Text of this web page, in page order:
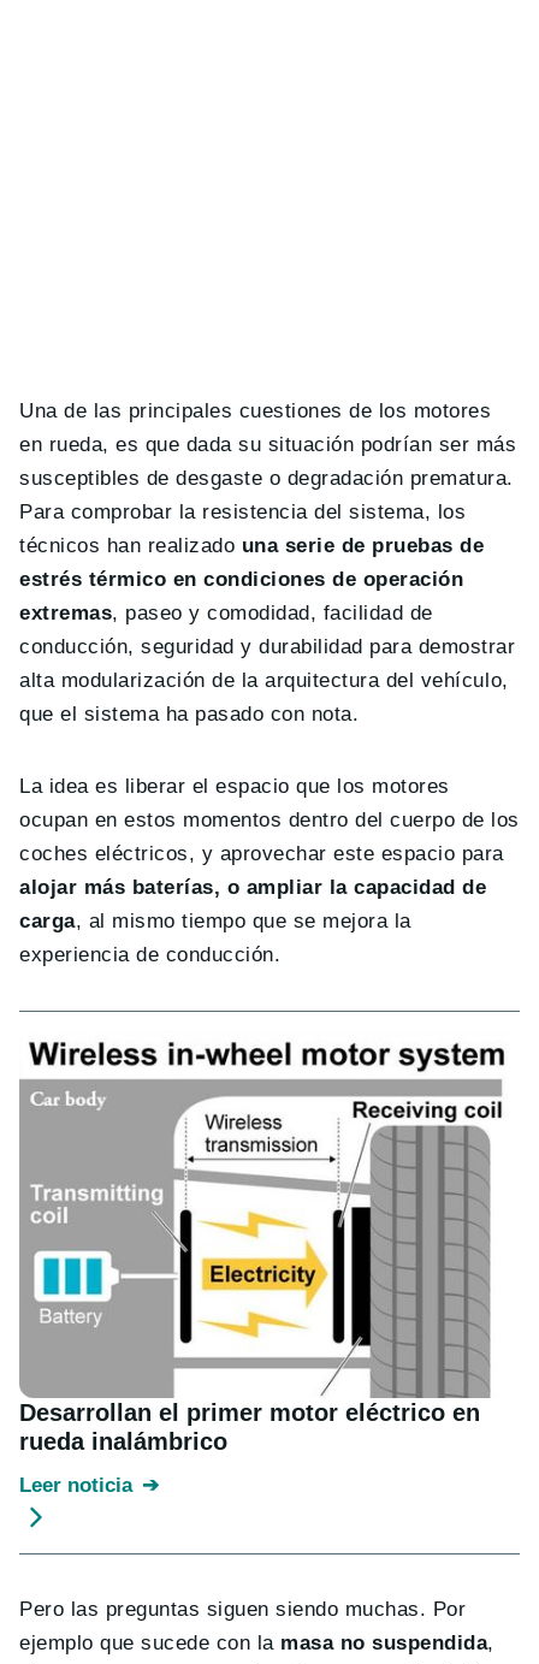
Una de las principales cuestiones de los motores
en rueda, es que dada su situación podrían ser más
susceptibles de desgaste o degradación prematura.
Para comprobar la resistencia del sistema, los
técnicos han realizado una serie de pruebas de
estrés térmico en condiciones de operación
extremas, paseo y comodidad, facilidad de
conducción, seguridad y durabilidad para demostrar
alta modularización de la arquitectura del vehículo,
que el sistema ha pasado con nota.
La idea es liberar el espacio que los motores
ocupan en estos momentos dentro del cuerpo de los
coches eléctricos, y aprovechar este espacio para
alojar más baterías, o ampliar la capacidad de
carga, al mismo tiempo que se mejora la
experiencia de conducción.
Desarrollan el primer motor eléctrico en
rueda inalámbrico
Leer noticia
Pero las preguntas siguen siendo muchas. Por
ejemplo que sucede con la masa no suspendida,